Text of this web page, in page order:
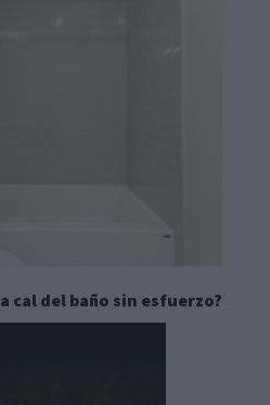
cal del baño sin esfuerzo?